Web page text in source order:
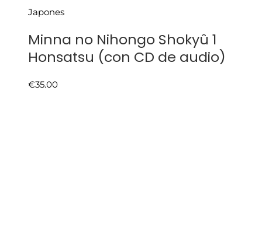
Japones
Minna no Nihongo Shokyû 1
Honsatsu (con CD de audio)
€35.00